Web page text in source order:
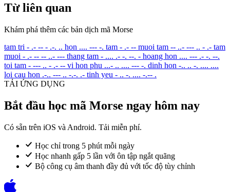
Từ liên quan
Khám phá thêm các bản dịch mã Morse
tam tri - .- -- - .-. .. hon .... --- -. tam - .- -- muoi tam -- ..- --- .. - .- tam
muoi - .- -- -- ..- --- thang tam - .... .- -. --. - hoang hon .... --- .- -. --.
toi tam - --- .. - .- -- vi hon phu ...- .. .... --- -. dinh hon -.. .. -. .... ....
loi cau hon .-.. --- .. -.-. .- tinh yeu - .. -. .... -.-- .
TẢI ỨNG DỤNG
Bắt đầu học mã Morse ngay hôm nay
Có sẵn trên iOS và Android. Tải miễn phí.
Học chỉ trong 5 phút mỗi ngày
Học nhanh gấp 5 lần với ôn tập ngắt quãng
Bộ công cụ âm thanh đầy đủ với tốc độ tùy chỉnh